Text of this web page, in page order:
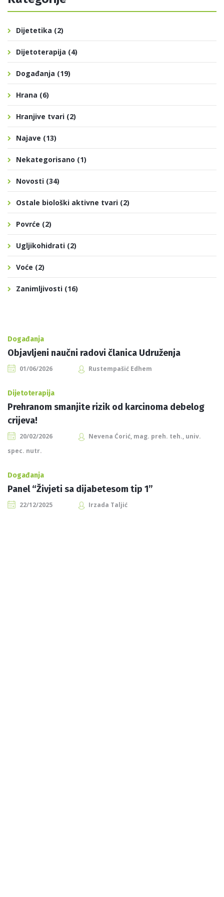
Dijetetika (2)
Dijetoterapija (4)
Događanja (19)
Hrana (6)
Hranjive tvari (2)
Najave (13)
Nekategorisano (1)
Novosti (34)
Ostale biološki aktivne tvari (2)
Povrće (2)
Ugljikohidrati (2)
Voće (2)
Zanimljivosti (16)
Događanja
Objavljeni naučni radovi članica Udruženja
01/06/2026 Rustempašić Edhem
Dijetoterapija
Prehranom smanjite rizik od karcinoma debelog
crijeva!
20/02/2026
Nevena Ćorić, mag. preh. teh., univ.
spec. nutr.
Događanja
Panel “Živjeti sa dijabetesom tip 1”
22/12/2025 Irzada Taljić